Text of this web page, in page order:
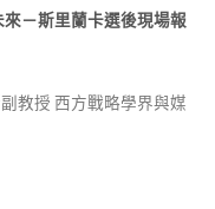
－斯里蘭卡選後現場報
教授 西方戰略學界與媒